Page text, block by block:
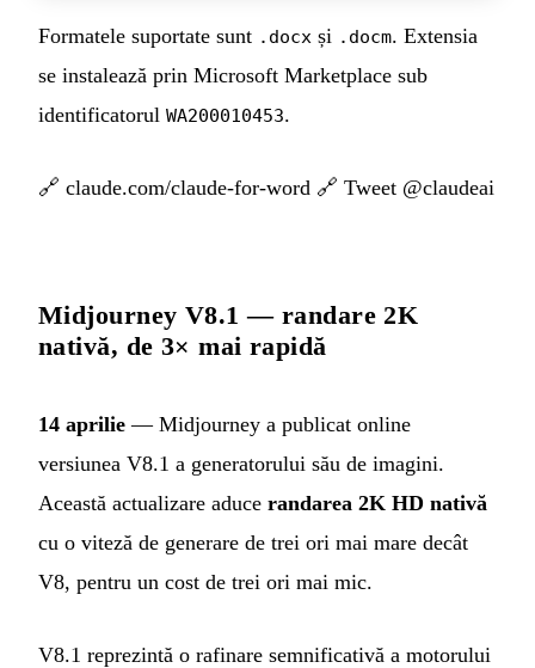
Formatele suportate sunt .docx și .docm. Extensia
se instalează prin Microsoft Marketplace sub
identificatorul WA200010453.
🔗 claude.com/claude-for-word 🔗 Tweet @claudeai
Midjourney V8.1 — randare 2K
nativă, de 3× mai rapidă
14 aprilie — Midjourney a publicat online
versiunea V8.1 a generatorului său de imagini.
Această actualizare aduce randarea 2K HD nativă
cu o viteză de generare de trei ori mai mare decât
V8, pentru un cost de trei ori mai mic.
V8.1 reprezintă o rafinare semnificativă a motorului